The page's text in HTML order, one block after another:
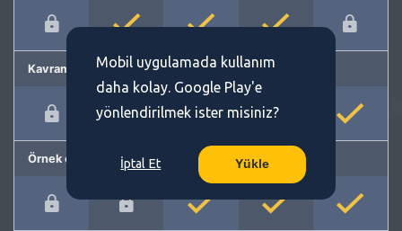
Kavram önerme
Örnek cümleler
Mobil uygulamada kullanım
daha kolay. Google Play'e
yönlendirilmek ister misiniz?
İptal Et Yükle